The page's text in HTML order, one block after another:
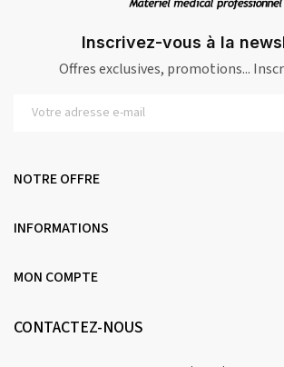
Inscrivez-vous à la
Offres exclusives, promotions...
NOTRE OFFRE
INFORMATIONS
MON COMPTE
CONTACTEZ-NOUS